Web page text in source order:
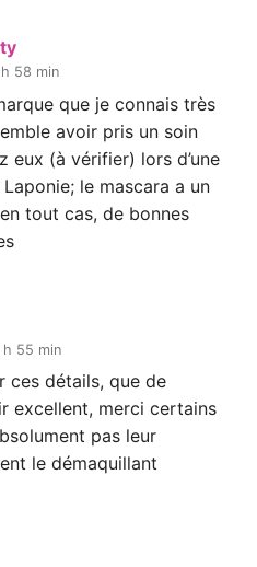
58 min
que je connais très
avoir pris un soin
eux (à vérifier) lors d’une
le mascara a un
tout cas, de bonnes
h 55 min
ces détails, que de
excellent, merci certains
pas leur
le démaquillant